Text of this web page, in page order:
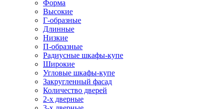
Форма
Высокие
Г-образные
Длинные
Низкие
П-образные
Радиусные шкафы-купе
Широкие
Угловые шкафы-купе
Закругленный фасад
Количество дверей
2-х дверные